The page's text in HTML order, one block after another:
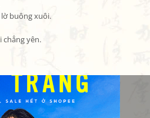
buông xuôi.
chẳng yên.